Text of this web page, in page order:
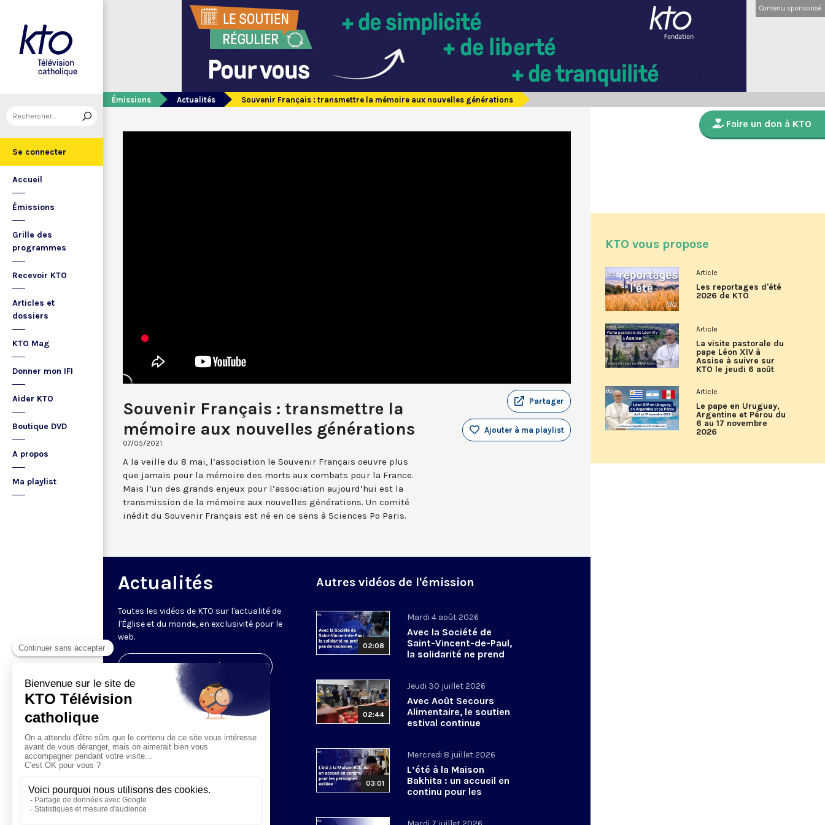
Se connecter
Accueil
Émissions
Grille des
programmes
Recevoir KTO
Articles et
dossiers
KTO Mag
Donner mon IFI
Aider KTO
Boutique DVD
A propos
Ma playlist
Contenu sponsorisé
Émissions Actualités Souvenir Français : transmettre la mémoire aux nouvelles générations
Souvenir Français : transmettre la
mémoire aux nouvelles générations
07/05/2021
Partager
Ajouter à ma playlist
A la veille du 8 mai, l’association le Souvenir Français oeuvre plus
que jamais pour la mémoire des morts aux combats pour la France.
Mais l’un des grands enjeux pour l’association aujourd’hui est la
transmission de la mémoire aux nouvelles générations. Un comité
inédit du Souvenir Français est né en ce sens à Sciences Po Paris.
Actualités
Toutes les vidéos de KTO sur l'actualité de
l'Église et du monde, en exclusivité pour le
web.
Visiter la page de l'émission
Autres vidéos de l'émission
02:08
Mardi 4 août 2026
Avec la Société de
Saint-Vincent-de-Paul,
la solidarité ne prend
02:44
Jeudi 30 juillet 2026
Avec Août Secours
Alimentaire, le soutien
estival continue
03:01
Mercredi 8 juillet 2026
L’été à la Maison
Bakhita : un accueil en
continu pour les
personnes exilées
Faire un don à KTO
KTO vous propose
Article
Les reportages d'été
2026 de KTO
Article
La visite pastorale du
pape Léon XIV à
Assise à suivre sur
KTO le jeudi 6 août
Article
Le pape en Uruguay,
Argentine et Pérou du
6 au 17 novembre
2026